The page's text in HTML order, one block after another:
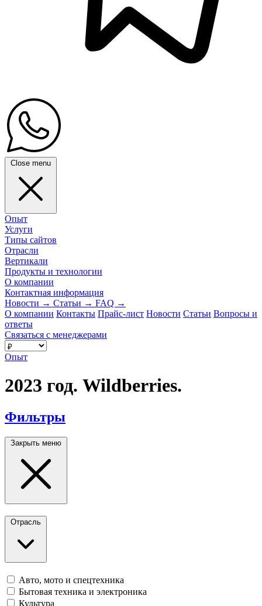
Close menu
Опыт
Услуги
Типы сайтов
Отрасли
Вертикали
Продукты и технологии
О компании
Контактная информация
Новости → Статьи → FAQ →
О компании Контакты Прайс-лист Новости Статьи Вопросы и
ответы
Связаться с менеджерами
Опыт
2023 год. Wildberries.
Фильтры
Закрыть меню
Отрасль
Авто, мото и спецтехника
Бытовая техника и электроника
Культура